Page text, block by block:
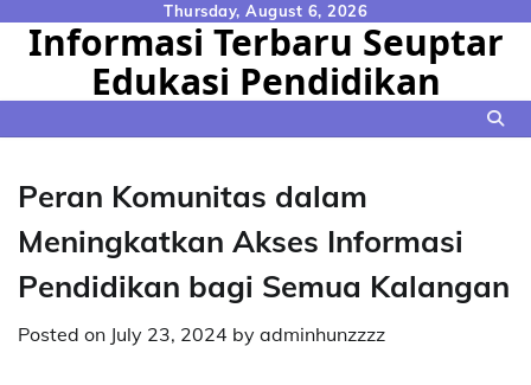
Thursday, August 6, 2026
Informasi Terbaru Seuptar
Edukasi Pendidikan
Peran Komunitas dalam
Meningkatkan Akses Informasi
Pendidikan bagi Semua Kalangan
Posted on July 23, 2024 by adminhunzzzz